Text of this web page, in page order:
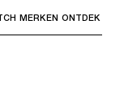
of
MERKEN ONTDEK